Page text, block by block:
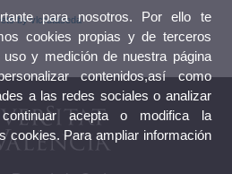
by vlcrutaseda
para nosotros. Por ello te
cookies propias y de terceros
y medición de nuestra página
contenidos,así como
a las redes sociales o analizar
acepta o modifica la
cookies. Para ampliar información